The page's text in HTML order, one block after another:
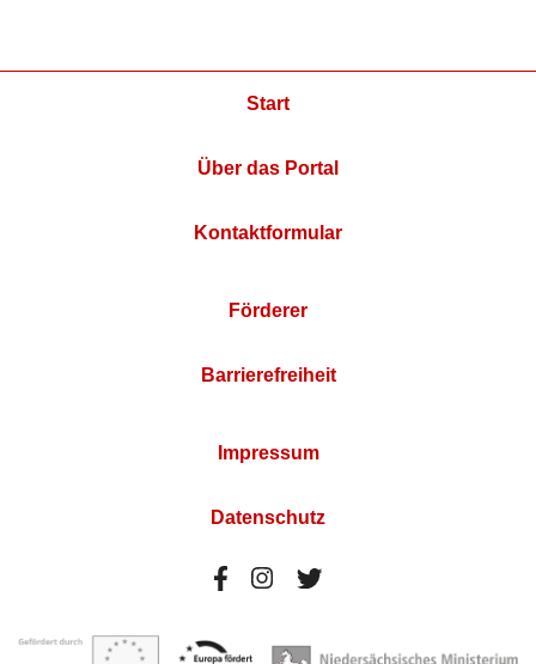
Start
Über das Portal
Kontaktformular
Förderer
Barrierefreiheit
Impressum
Datenschutz